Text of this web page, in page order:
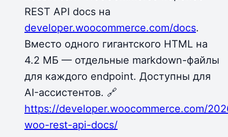
REST API docs на
developer.woocommerce.com/docs.
Вместо одного гигантского HTML на
4.2 МБ — отдельные markdown-файлы
для каждого endpoint. Доступны для
AI-ассистентов. 🔗
https://developer.woocommerce.com/
woo-rest-api-docs/